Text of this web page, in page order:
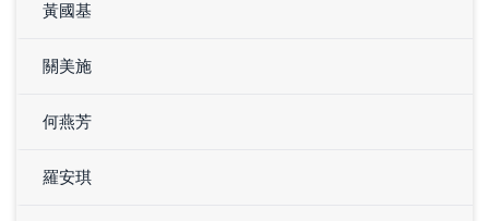
黃國基
關美施
何燕芳
羅安琪